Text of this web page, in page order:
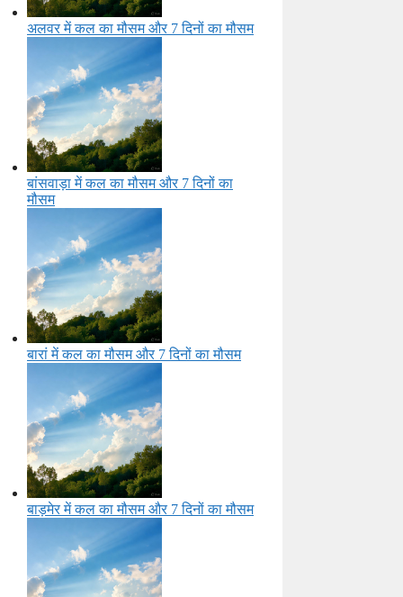
अलवर में कल का मौसम और 7 दिनों का मौसम
बांसवाड़ा में कल का मौसम और 7 दिनों का
मौसम
बारां में कल का मौसम और 7 दिनों का मौसम
बाड़मेर में कल का मौसम और 7 दिनों का मौसम